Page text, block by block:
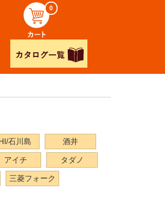
0
石川島 酒井
アイチ タダノ
三菱フォーク